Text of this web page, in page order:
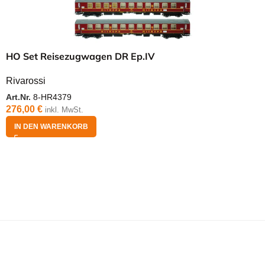
HO Set Reisezugwagen DR Ep.IV
Rivarossi
Art.Nr. 8-HR4379
276,00 € inkl. MwSt.
IN DEN WARENKORB